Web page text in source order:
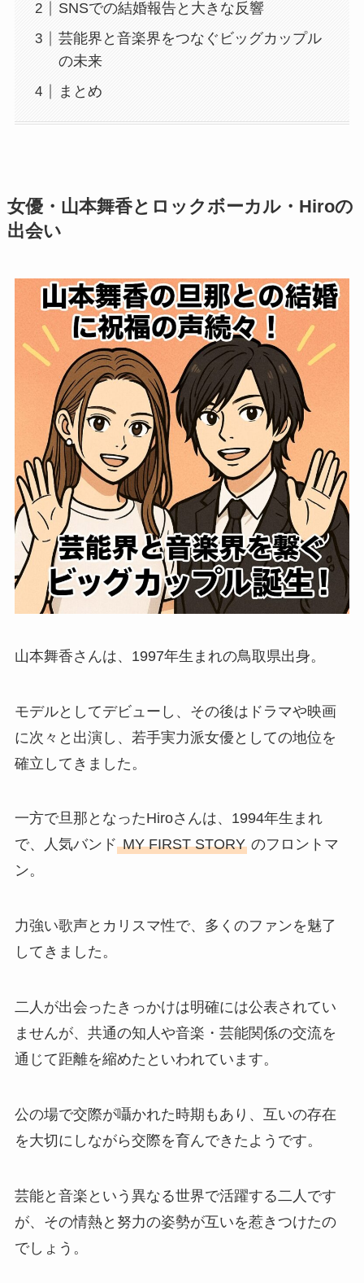
SNSでの結婚報告と大きな反響
芸能界と音楽界をつなぐビッグカップル
の未来
まとめ
女優・山本舞香とロックボーカル・Hiroの
出会い
山本舞香さんは、1997年生まれの鳥取県出身。
モデルとしてデビューし、その後はドラマや映画
に次々と出演し、若手実力派女優としての地位を
確立してきました。
一方で旦那となったHiroさんは、1994年生まれ
で、人気バンドMY FIRST STORYのフロントマ
ン。
力強い歌声とカリスマ性で、多くのファンを魅了
してきました。
二人が出会ったきっかけは明確には公表されてい
ませんが、共通の知人や音楽・芸能関係の交流を
通じて距離を縮めたといわれています。
公の場で交際が囁かれた時期もあり、互いの存在
を大切にしながら交際を育んできたようです。
芸能と音楽という異なる世界で活躍する二人です
が、その情熱と努力の姿勢が互いを惹きつけたの
でしょう。